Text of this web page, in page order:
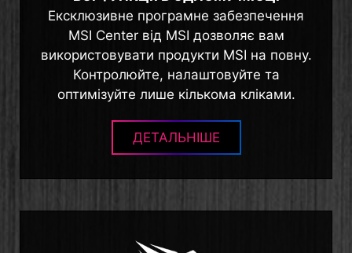
Ексклюзивне програмне забезпечення
MSI Center від MSI дозволяє вам
використовувати продукти MSI на повну.
Контролюйте, налаштовуйте та
оптимізуйте лише кількома кліками.
ДЕТАЛЬНІШЕ